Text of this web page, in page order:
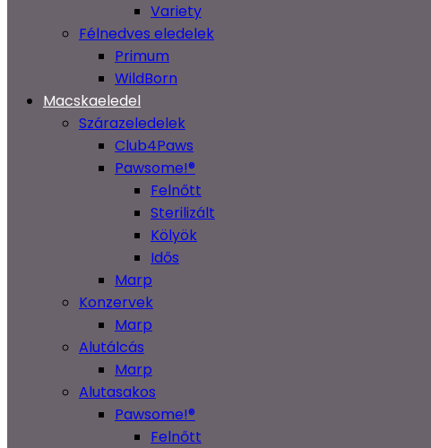
Variety
Félnedves eledelek
Primum
WildBorn
Macskaeledel
Szárazeledelek
Club4Paws
Pawsome!®
Felnőtt
Sterilizált
Kölyök
Idős
Marp
Konzervek
Marp
Alutálcás
Marp
Alutasakos
Pawsome!®
Felnőtt